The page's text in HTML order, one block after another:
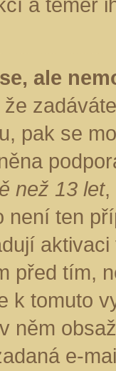
ale
pak se
než 13 let,
není ten
před tím,
k tomuto
něm
e-